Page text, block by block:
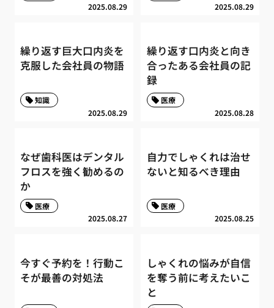
2025.08.29 2025.08.29
繰り返す巨大口内炎を
克服した会社員の物語
2025.08.29
知識
繰り返す口内炎と向き
合ったある会社員の記
録
2025.08.28
医療
なぜ歯科医はデンタル
フロスを強く勧めるの
か
2025.08.27
医療
自力でしゃくれは治せ
ないと知るべき理由
2025.08.25
医療
今すぐ予約を！行動こ
そが最善の対処法
しゃくれの悩みが自信
を奪う前に考えたいこ
と